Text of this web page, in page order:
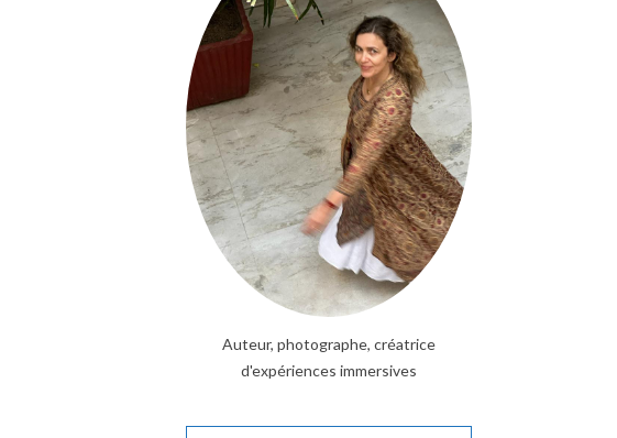
Auteur, photographe, créatrice
d'expériences immersives